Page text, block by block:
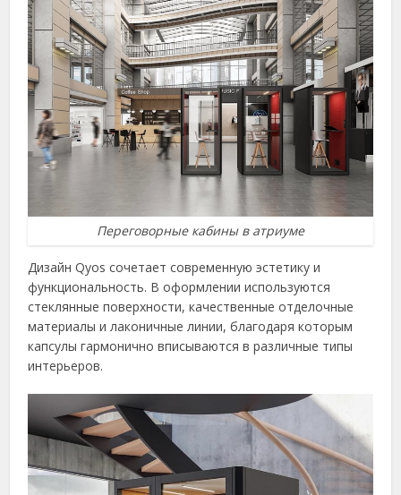
Переговорные кабины в атриуме
Дизайн Qyos сочетает современную эстетику и
функциональность. В оформлении используются
стеклянные поверхности, качественные отделочные
материалы и лаконичные линии, благодаря которым
капсулы гармонично вписываются в различные типы
интерьеров.